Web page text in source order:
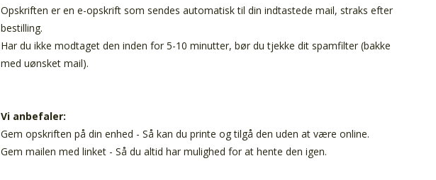
Opskriften er en e-opskrift som sendes automatisk til din indtastede mail, straks efter
bestilling.
Har du ikke modtaget den inden for 5-10 minutter, bør du tjekke dit spamfilter (bakke
med uønsket mail).
Vi anbefaler:
Gem opskriften på din enhed - Så kan du printe og tilgå den uden at være online.
Gem mailen med linket - Så du altid har mulighed for at hente den igen.